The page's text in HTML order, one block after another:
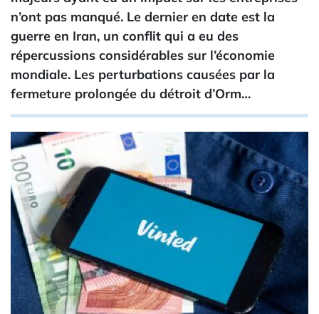
n’ont pas manqué. Le dernier en date est la
guerre en Iran, un conflit qui a eu des
répercussions considérables sur l’économie
mondiale. Les perturbations causées par la
fermeture prolongée du détroit d’Orm…